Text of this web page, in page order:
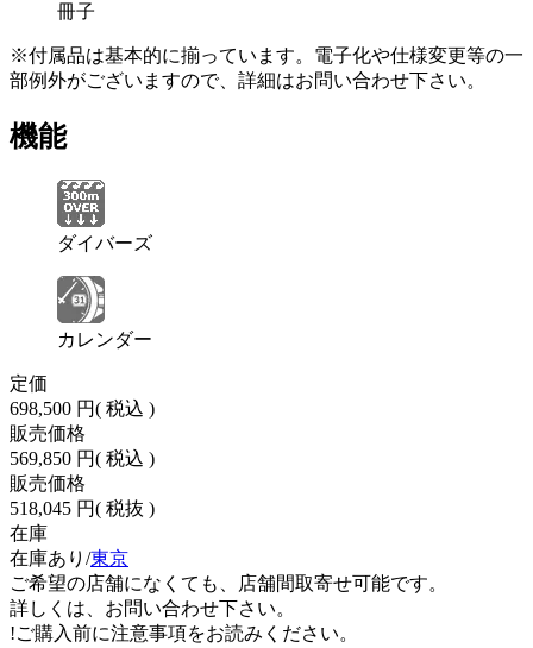
冊子
※付属品は基本的に揃っています。電子化や仕様変更等の一
部例外がございますので、詳細はお問い合わせ下さい。
機能
ダイバーズ
カレンダー
定価
698,500 円( 税込 )
販売価格
569,850 円( 税込 )
販売価格
518,045 円( 税抜 )
在庫
在庫あり/東京
ご希望の店舗になくても、店舗間取寄せ可能です。
詳しくは、お問い合わせ下さい。
!ご購入前に注意事項をお読みください。